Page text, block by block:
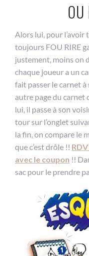
Alors lui, pour l’avoir
toujours FOU RIRE
justement, moins on
chaque joueur a un
fait passer le carnet
autre page du carnet
lui, il passe à son
tour sur l’onglet
la fin, on compare le
que c’est drôle !!
avec le coupon !!
sac pour le prendre